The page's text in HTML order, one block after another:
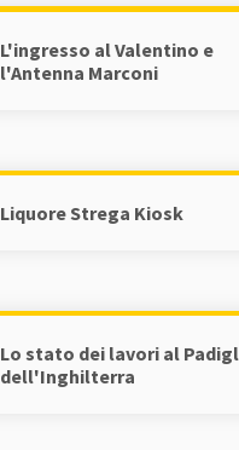
L'ingresso al Valentino e
l'Antenna Marconi
Liquore Strega Kiosk
Lo stato dei lavori al
dell'Inghilterra